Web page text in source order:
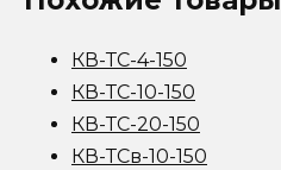
КВ-ТС-4-150
КВ-ТС-10-150
КВ-ТС-20-150
КВ-ТСв-10-150